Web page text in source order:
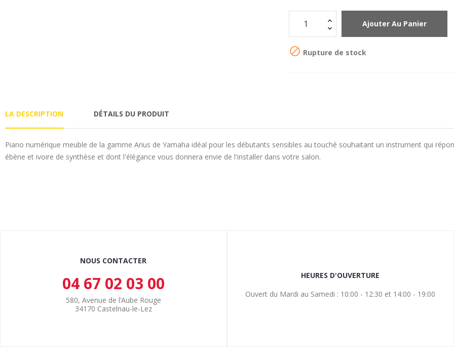
Ajouter Au Panier
 Rupture de stock
LA DESCRIPTION DÉTAILS DU PRODUIT
Piano numérique meuble de la gamme Arius de Yamaha idéal pour les débutants sensibles au touché souhaitant un instrument qui
ébène et ivoire de synthèse et dont l'élégance vous donnera envie de l'installer dans votre salon.
NOUS CONTACTER
04 67 02 03 00
580, Avenue de l’Aube Rouge
34170 Castelnau-le-Lez
HEURES D'OUVERTURE
Ouvert du Mardi au Samedi : 10:00 - 12:30 et 14:00 - 19:00